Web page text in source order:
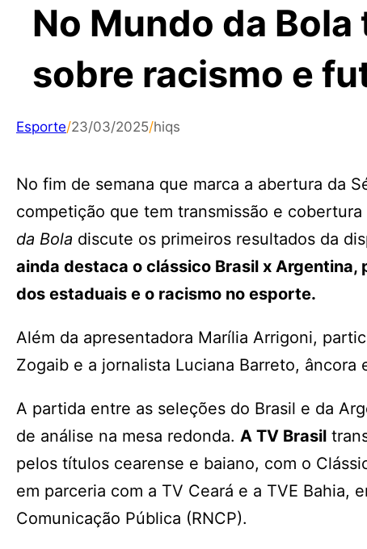
No Mundo da
sobre racismo e
Esporte/23/03/2025/hiqs
No fim de semana que marca a abertura da
competição que tem transmissão e
da Bola discute os primeiros resultados da
ainda destaca o clássico Brasil x Argentina,
dos estaduais e o racismo no esporte.
Além da apresentadora Marília Arrigoni,
Zogaib e a jornalista Luciana Barreto,
A partida entre as seleções do Brasil e da
de análise na mesa redonda. A TV Brasil
pelos títulos cearense e baiano, com o
em parceria com a TV Ceará e a TVE Bahia,
Comunicação Pública (RNCP).